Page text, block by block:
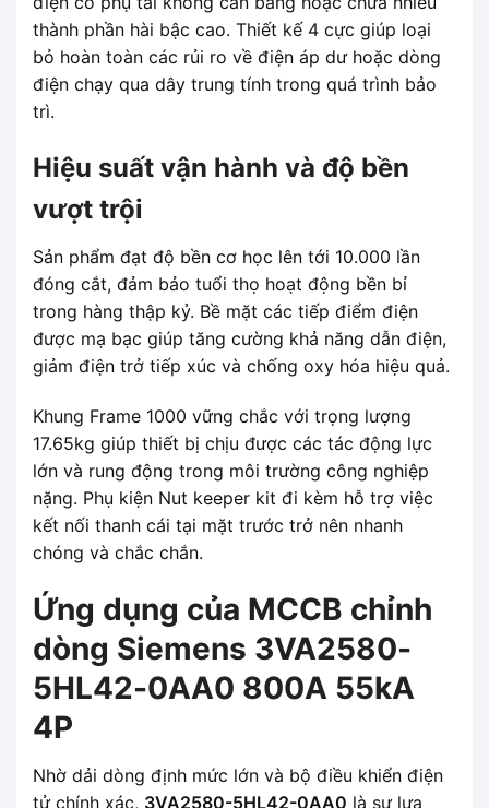
thành phần hài bậc cao. Thiết kế 4 cực giúp loại
bỏ hoàn toàn các rủi ro về điện áp dư hoặc dòng
điện chạy qua dây trung tính trong quá trình bảo
trì.
Hiệu suất vận hành và độ bền
vượt trội
Sản phẩm đạt độ bền cơ học lên tới 10.000 lần
đóng cắt, đảm bảo tuổi thọ hoạt động bền bỉ
trong hàng thập kỷ. Bề mặt các tiếp điểm điện
được mạ bạc giúp tăng cường khả năng dẫn điện,
giảm điện trở tiếp xúc và chống oxy hóa hiệu quả.
Khung Frame 1000 vững chắc với trọng lượng
17.65kg giúp thiết bị chịu được các tác động lực
lớn và rung động trong môi trường công nghiệp
nặng. Phụ kiện Nut keeper kit đi kèm hỗ trợ việc
kết nối thanh cái tại mặt trước trở nên nhanh
chóng và chắc chắn.
Ứng dụng của MCCB chỉnh
dòng Siemens 3VA2580-
5HL42-0AA0 800A 55kA
4P
Nhờ dải dòng định mức lớn và bộ điều khiển điện
tử chính xác, 3VA2580-5HL42-0AA0 là sự lựa